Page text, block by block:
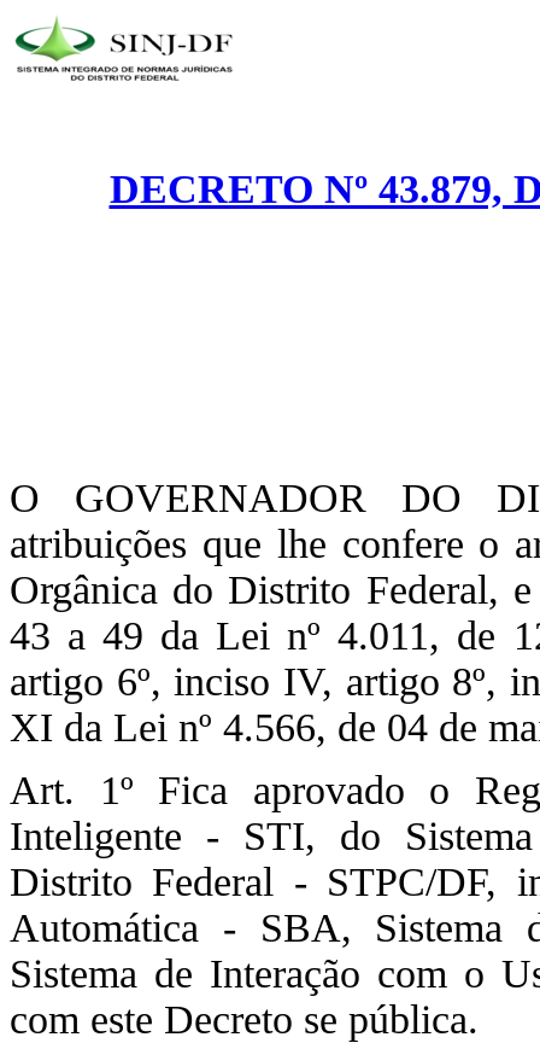
DECRETO Nº 43.879,
O GOVERNADOR DO
atribuições que lhe confere
Orgânica do Distrito Federal,
43 a 49 da Lei nº 4.011, de
artigo 6º, inciso IV, artigo 8º,
XI da Lei nº 4.566, de 04 de
Art. 1º Fica aprovado o
Inteligente - STI, do
Distrito Federal - STPC/DF,
Automática - SBA, Sistema
Sistema de Interação com o
com este Decreto se pública.